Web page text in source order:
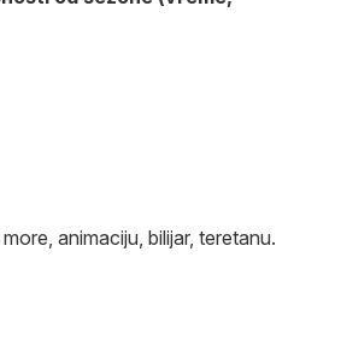
animaciju, bilijar, teretanu.